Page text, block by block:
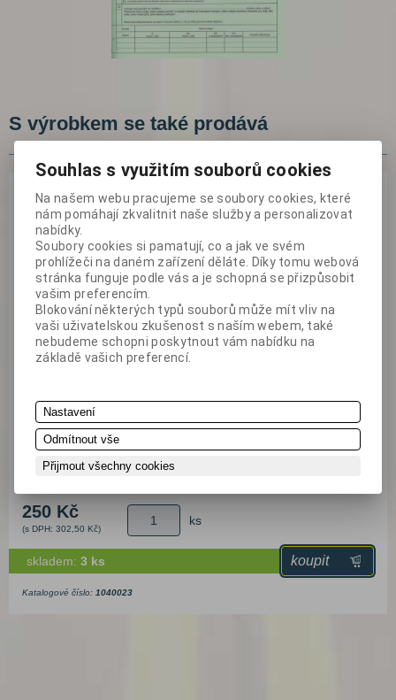
S výrobkem se také prodává
Sešit jízdních listů EU
Sešit jízdních listů pro mezinárodní nepravidelnou dopravu
osob autokary a autobusy mezi členskými státy EU a EHP. Na
obrázcích titulní stra...
250 Kč
(s DPH: 302,50 Kč)
ks
skladem: 3 ks koupit
Katalogové číslo: 1040023
Souhlas s využitím souborů cookies
Na našem webu pracujeme se soubory cookies, které
nám pomáhají zkvalitnit naše služby a personalizovat
nabídky.
Soubory cookies si pamatují, co a jak ve svém
prohlížeči na daném zařízení děláte. Díky tomu webová
stránka funguje podle vás a je schopná se přizpůsobit
vašim preferencím.
Blokování některých typů souborů může mít vliv na
vaši uživatelskou zkušenost s naším webem, také
nebudeme schopni poskytnout vám nabídku na
základě vašich preferencí.
Nastavení
Odmítnout vše
Přijmout všechny cookies